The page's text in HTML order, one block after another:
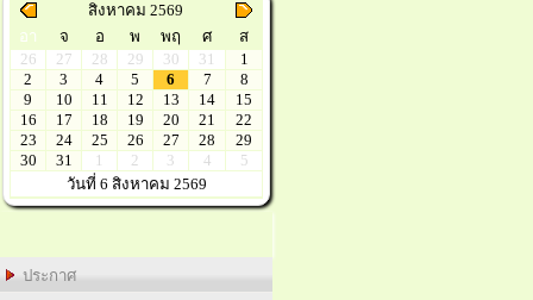
สิงหาคม 2569
อา
จ อ พ พฤ ศ
ส
26
27 28 29 30 31
1
2
3 4 5 6 7
8
9
10 11 12 13 14
15
16
17 18 19 20 21
22
23
24 25 26 27 28
29
30
31 1 2 3 4
5
วันที่ 6 สิงหาคม 2569
ประกาศ